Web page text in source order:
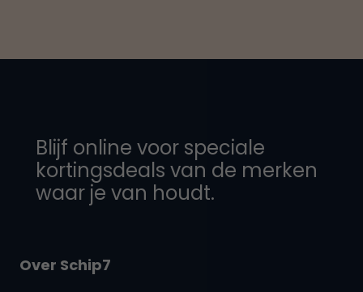
Blijf online voor speciale
kortingsdeals van de merken
waar je van houdt.
Over Schip7